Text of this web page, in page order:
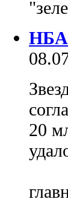
20